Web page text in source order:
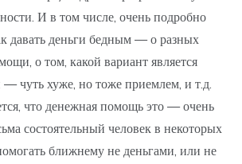
И в том числе, очень подробно
давать деньги бедным — о разных
о том, какой вариант является
чуть хуже, но тоже приемлем, и т.д.
что денежная помощь это — очень
состоятельный человек в некоторых
ближнему не деньгами, или не